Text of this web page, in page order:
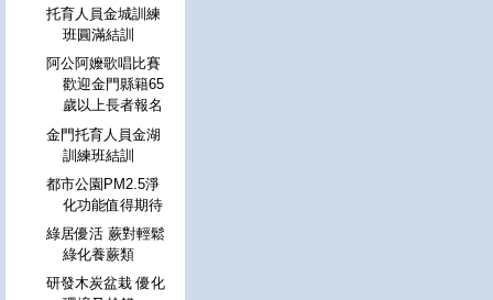
托育人員金城訓練
班圓滿結訓
阿公阿嬤歌唱比賽
歡迎金門縣籍65
歲以上長者報名
金門托育人員金湖
訓練班結訓
都市公園PM2.5淨
化功能值得期待
綠居優活 蕨對輕鬆
綠化養蕨類
研發木炭盆栽 優化